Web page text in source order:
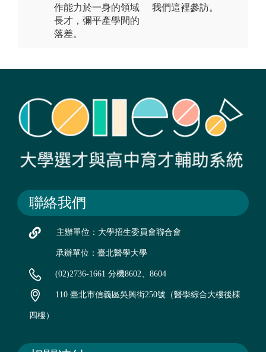
作能力於一身的領域
長才，彌平產學間的
落差。
我們這裡參訪。
聯絡我們
主辦單位：大學招生委員會聯合會
承辦單位：臺北醫學大學
(02)2736-1661 分機8602、8604
110 臺北市信義區吳興街250號（醫學綜合大樓後棟
四樓）